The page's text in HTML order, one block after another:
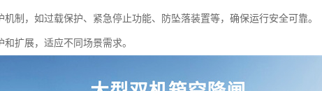
制，如过载保护、紧急停止功能、防坠落装置等，确保运行安全可靠。
扩展，适应不同场景需求。